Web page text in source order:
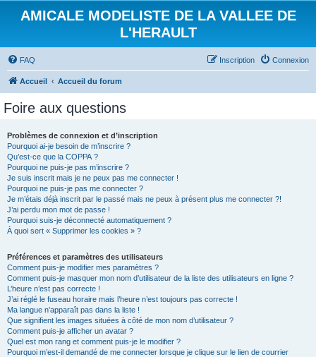
AMICALE MODELISTE DE LA VALLEE DE
L'HERAULT
FAQ Connexion
Inscription
Accueil Accueil du forum
Foire aux questions
Problèmes de connexion et d’inscription
Pourquoi ai-je besoin de m’inscrire ?
Qu’est-ce que la COPPA ?
Pourquoi ne puis-je pas m’inscrire ?
Je suis inscrit mais je ne peux pas me connecter !
Pourquoi ne puis-je pas me connecter ?
Je m’étais déjà inscrit par le passé mais ne peux à présent plus me connecter ?!
J’ai perdu mon mot de passe !
Pourquoi suis-je déconnecté automatiquement ?
À quoi sert « Supprimer les cookies » ?
Préférences et paramètres des utilisateurs
Comment puis-je modifier mes paramètres ?
Comment puis-je masquer mon nom d’utilisateur de la liste des utilisateurs en ligne ?
L’heure n’est pas correcte !
J’ai réglé le fuseau horaire mais l’heure n’est toujours pas correcte !
Ma langue n’apparaît pas dans la liste !
Que signifient les images situées à côté de mon nom d’utilisateur ?
Comment puis-je afficher un avatar ?
Quel est mon rang et comment puis-je le modifier ?
Pourquoi m’est-il demandé de me connecter lorsque je clique sur le lien de courrier